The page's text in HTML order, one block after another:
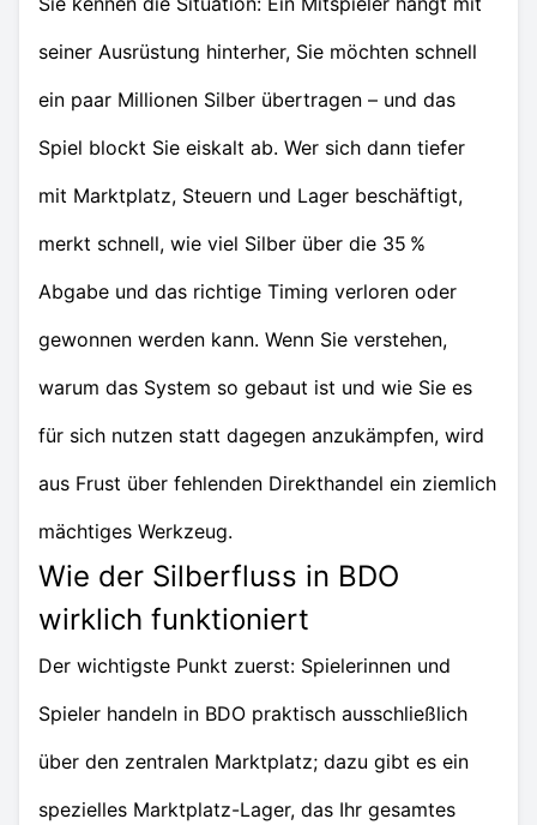
seiner Ausrüstung hinterher, Sie möchten schnell
ein paar Millionen Silber übertragen – und das
Spiel blockt Sie eiskalt ab. Wer sich dann tiefer
mit Marktplatz, Steuern und Lager beschäftigt,
merkt schnell, wie viel Silber über die 35 %
Abgabe und das richtige Timing verloren oder
gewonnen werden kann. Wenn Sie verstehen,
warum das System so gebaut ist und wie Sie es
für sich nutzen statt dagegen anzukämpfen, wird
aus Frust über fehlenden Direkthandel ein ziemlich
mächtiges Werkzeug.
Wie der Silberfluss in BDO
wirklich funktioniert
Der wichtigste Punkt zuerst: Spielerinnen und
Spieler handeln in BDO praktisch ausschließlich
über den zentralen Marktplatz; dazu gibt es ein
spezielles Marktplatz-Lager, das Ihr gesamtes